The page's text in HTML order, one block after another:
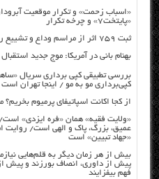
«اسباب زحمت» و تکرار موقعیت
«پایتخت۷» و چرخه تکرار
ثبت ۷۵۹ اثر از مراسم وداع و تشییع رهبر شهید انقلاب
بهنام بانی در آمریکا: موج جدید
بررسی تطبیقی کپی برداری سریال
کپی‌برداری مو به مو / اینجا تهران
از کجا اکانت اسپاتیفای پرمیوم بخریم؟ معرفی ۴ فروشگاه
«ولایت فقیه» همان «فره ایزدی»
عمیق، بزرگ، پاک و الهی است/ روایت
«جهاد تبیین» است
بیش از هر زمان دیگر به قلم‌هایی
پیش از داوری، انصاف بورزند و پیش از
فهم بیفزایند